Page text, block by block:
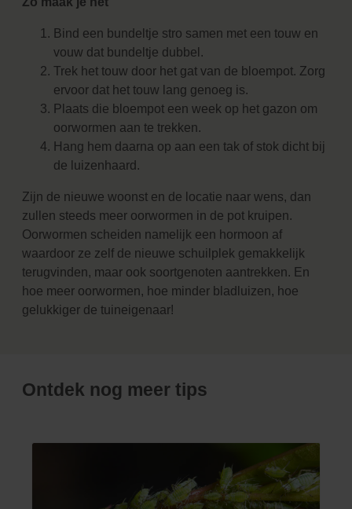
Bind een bundeltje stro samen met een touw en
vouw dat bundeltje dubbel.
Trek het touw door het gat van de bloempot. Zorg
ervoor dat het touw lang genoeg is.
Plaats die bloempot een week op het gazon om
oorwormen aan te trekken.
Hang hem daarna op aan een tak of stok dicht bij
de luizenhaard.
Zijn de nieuwe woonst en de locatie naar wens, dan
zullen steeds meer oorwormen in de pot kruipen.
Oorwormen scheiden namelijk een hormoon af
waardoor ze zelf de nieuwe schuilplek gemakkelijk
terugvinden, maar ook soortgenoten aantrekken. En
hoe meer oorwormen, hoe minder bladluizen, hoe
gelukkiger de tuineigenaar!
Ontdek nog meer tips